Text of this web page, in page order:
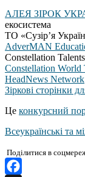
АЛЕЯ ЗІРОК
екосистема
ТО «Сузір’я
AdverMAN
Constellation
Constellation World
HeadNews Network
Зіркові сторінки
Це конкурсний
Всеукраїнські та
Поділитися в